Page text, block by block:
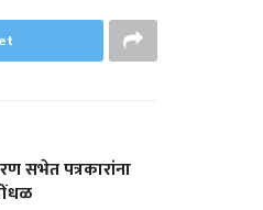
सभेत पत्रकारांना